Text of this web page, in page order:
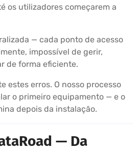
os utilizadores começarem a
— cada ponto de acesso
impossível de gerir,
de forma eficiente.
estes erros. O nosso processo
o primeiro equipamento — e o
depois da instalação.
— Da